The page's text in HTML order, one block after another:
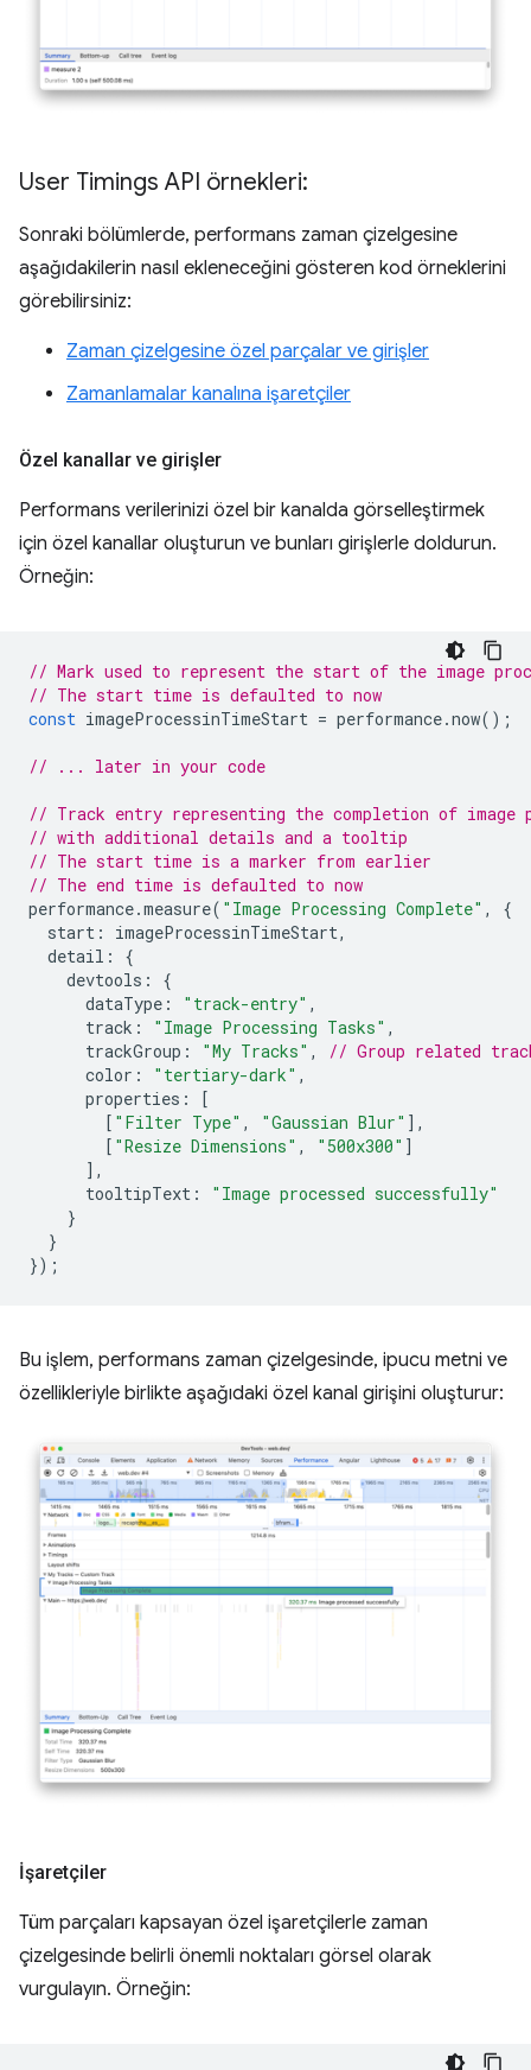
User Timings API örnekleri:
Sonraki bölümlerde, performans zaman çizelgesine
aşağıdakilerin nasıl ekleneceğini gösteren kod örneklerini
görebilirsiniz:
Zaman çizelgesine özel parçalar ve girişler
Zamanlamalar kanalına işaretçiler
Özel kanallar ve girişler
Performans verilerinizi özel bir kanalda görselleştirmek
için özel kanallar oluşturun ve bunları girişlerle doldurun.
Örneğin:
// Mark used to represent the start of the image
// The start time is defaulted to now
const imageProcessinTimeStart = performance.now();
// ... later in your code
// Track entry representing the completion of image
// with additional details and a tooltip
// The start time is a marker from earlier
// The end time is defaulted to now
performance.measure( "Image Processing Complete" ,
{
start : imageProcessinTimeStart,
detail :
{
devtools :
{
dataType : "track-entry" ,
track : "Image Processing Tasks" ,
trackGroup : "My Tracks" ,
// Group related
color : "tertiary-dark" ,
properties :
[
[ "Filter Type" , "Gaussian Blur" ],
[ "Resize Dimensions" , "500x300" ]
],
tooltipText :
"Image processed successfully"
}
}
});
Bu işlem, performans zaman çizelgesinde, ipucu metni ve
özellikleriyle birlikte aşağıdaki özel kanal girişini oluşturur:
İşaretçiler
Tüm parçaları kapsayan özel işaretçilerle zaman
çizelgesinde belirli önemli noktaları görsel olarak
vurgulayın. Örneğin: